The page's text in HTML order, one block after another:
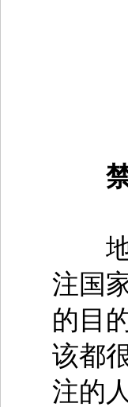
地
注国
的目
该都
注的